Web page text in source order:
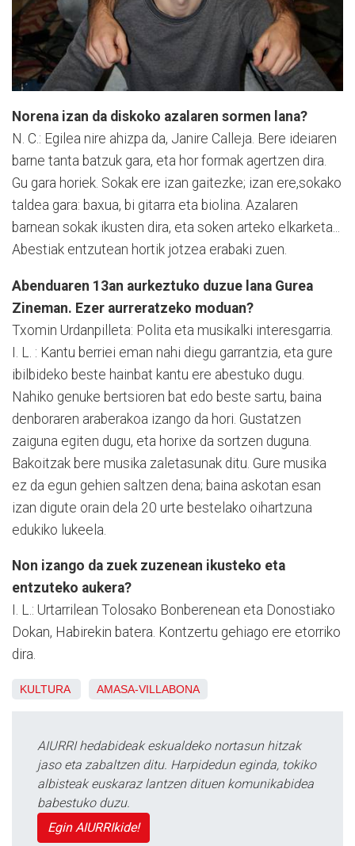
Norena izan da diskoko azalaren sormen lana?
N. C.: Egilea nire ahizpa da, Janire Calleja. Bere ideiaren
barne tanta batzuk gara, eta hor formak agertzen dira.
Gu gara horiek. Sokak ere izan gaitezke; izan ere,sokako
taldea gara: baxua, bi gitarra eta biolina. Azalaren
barnean sokak ikusten dira, eta soken arteko elkarketa...
Abestiak entzutean hortik jotzea erabaki zuen.
Abenduaren 13an aurkeztuko duzue lana Gurea
Zineman. Ezer aurreratzeko moduan?
Txomin Urdanpilleta: Polita eta musikalki interesgarria.
I. L. : Kantu berriei eman nahi diegu garrantzia, eta gure
ibilbideko beste hainbat kantu ere abestuko dugu.
Nahiko genuke bertsioren bat edo beste sartu, baina
denboraren araberakoa izango da hori. Gustatzen
zaiguna egiten dugu, eta horixe da sortzen duguna.
Bakoitzak bere musika zaletasunak ditu. Gure musika
ez da egun gehien saltzen dena; baina askotan esan
izan digute orain dela 20 urte bestelako oihartzuna
edukiko lukeela.
Non izango da zuek zuzenean ikusteko eta
entzuteko aukera?
I. L.: Urtarrilean Tolosako Bonberenean eta Donostiako
Dokan, Habirekin batera. Kontzertu gehiago ere etorriko
dira.
KULTURA AMASA-VILLABONA
AIURRI hedabideak eskualdeko nortasun hitzak
jaso eta zabaltzen ditu. Harpidedun eginda, tokiko
albisteak euskaraz lantzen dituen komunikabidea
babestuko duzu.
Egin AIURRIkide!